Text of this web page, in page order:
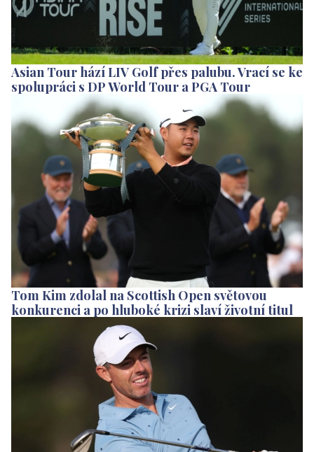
Asian Tour hází LIV Golf přes palubu. Vrací se ke
spolupráci s DP World Tour a PGA Tour
Tom Kim zdolal na Scottish Open světovou
konkurenci a po hluboké krizi slaví životní titul